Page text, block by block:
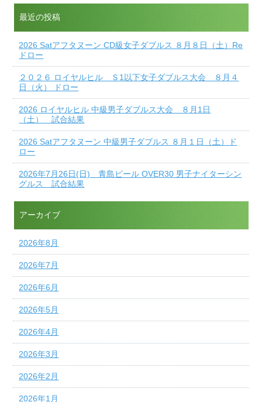
最近の投稿
2026 Satアフタヌーン CD級女子ダブルス ８月８日（土）Re
ドロー
２０２６ ロイヤルヒル Ｓ1以下女子ダブルス大会 ８月４
日（火） ドロー
2026 ロイヤルヒル 中級男子ダブルス大会 ８月1日
（土） 試合結果
2026 Satアフタヌーン 中級男子ダブルス ８月１日（土）ド
ロー
2026年7月26日(日) 青島ビール OVER30 男子ナイターシン
グルス 試合結果
アーカイブ
2026年8月
2026年7月
2026年6月
2026年5月
2026年4月
2026年3月
2026年2月
2026年1月